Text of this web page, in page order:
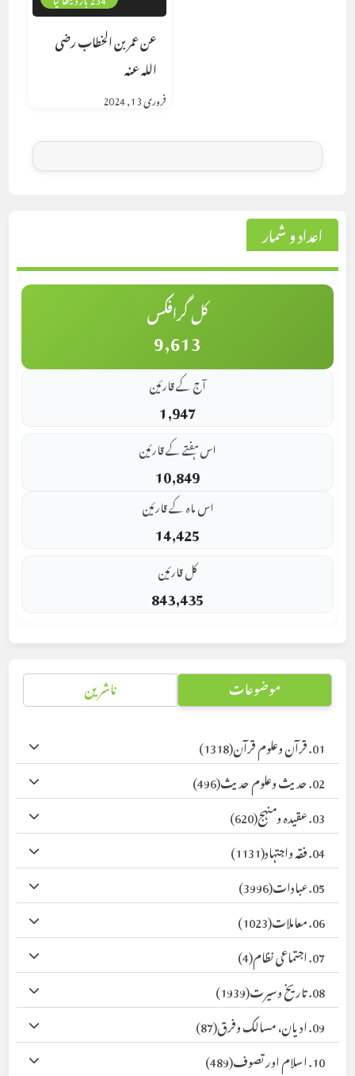
عن عمر بن الخطاب رضى
الله عنه
فروری 13, 2024
اعداد و شمار
کل گرافکس
9,613
آج کے قارئین
1,947
اس ہفتے کے قارئین
10,849
اس ماہ کے قارئین
14,425
کل قارئین
843,435
موضوعات ناشرین
01. قرآن وعلوم قرآن
(1318)
02. حدیث وعلوم حدیث
(496)
03. عقیدہ ومنہج
(620)
04. فقہ واجتہاد
(1131)
05. عبادات
(3996)
06. معاملات
(1023)
07. اجتماعی نظام
(4)
08. تاریخ وسیرت
(1939)
09. ادیان، مسالک وفرق
(87)
10. اسلام اور تصوف
(489)